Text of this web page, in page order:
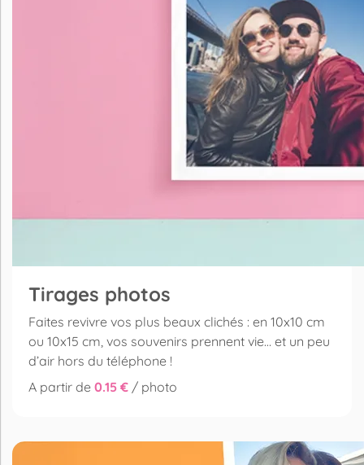
Tirages photos
Faites revivre vos plus beaux clichés : en 10x10 cm
ou 10x15 cm, vos souvenirs prennent vie… et un peu
d’air hors du téléphone !
A partir de 0.15 € / photo